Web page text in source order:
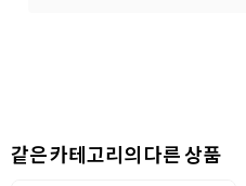
같은 카테고리의 다른 상품